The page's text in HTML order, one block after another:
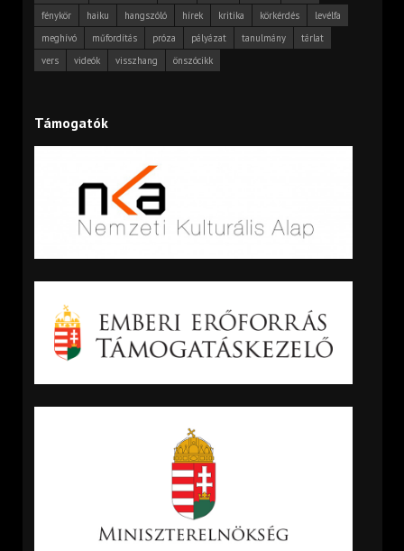
fénykör
haiku hangszóló hírek kritika körkérdés
levélfa
meghívó
műfordítás próza pályázat tanulmány
tárlat
vers
videók visszhang önszócikk
Támogatók